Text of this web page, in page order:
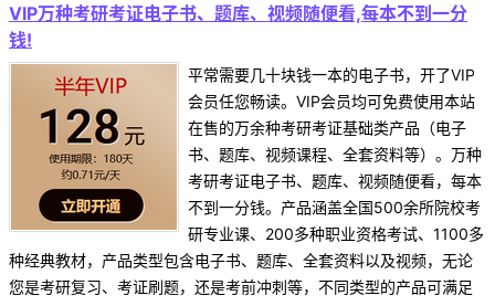
VIP万种考研考证电子书、题库、视频随便看,每本不到一分
钱!
平常需要几十块钱一本的电子书，开了VIP
会员任您畅读。VIP会员均可免费使用本站
在售的万余种考研考证基础类产品（电子
书、题库、视频课程、全套资料等）。万种
考研考证电子书、题库、视频随便看，每本
不到一分钱。产品涵盖全国500余所院校考
研专业课、200多种职业资格考试、1100多
种经典教材，产品类型包含电子书、题库、全套资料以及视频，无论
您是考研复习、考证刷题，还是考前冲刺等，不同类型的产品可满足